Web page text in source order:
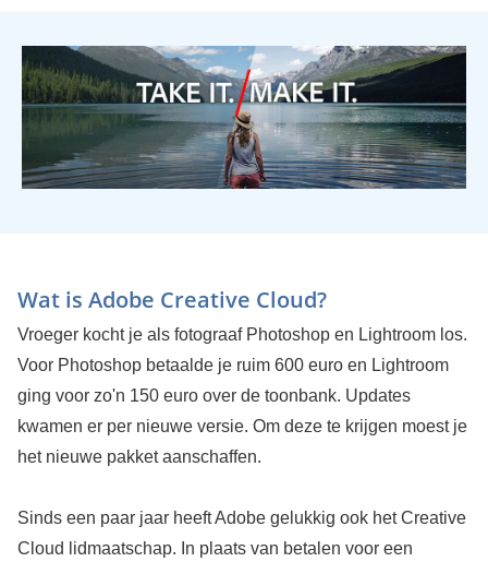
Wat is Adobe Creative Cloud?
Vroeger kocht je als fotograaf Photoshop en Lightroom los.
Voor Photoshop betaalde je ruim 600 euro en Lightroom
ging voor zo'n 150 euro over de toonbank. Updates
kwamen er per nieuwe versie. Om deze te krijgen moest je
het nieuwe pakket aanschaffen.
Sinds een paar jaar heeft Adobe gelukkig ook het Creative
Cloud lidmaatschap. In plaats van betalen voor een